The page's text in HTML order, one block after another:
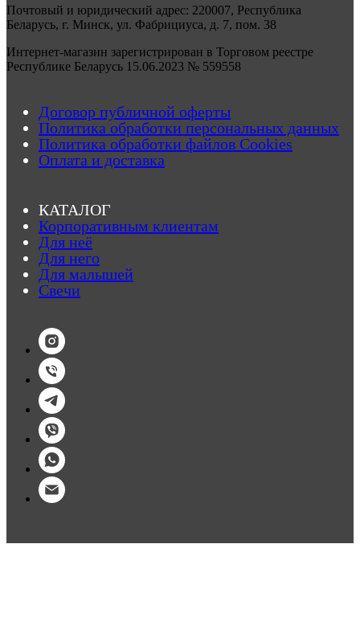
Почтовый и юридический адрес: 220007, Республика
Беларусь, г. Минск, ул. Фабрициуса, д. 7, пом. 38
Интернет-магазин зарегистрирован в Торговом реестре
Республике Беларусь 15.06.2023 № 559558
Договор публичной оферты
Политика обработки персональных данных
Политика обработки файлов Cookies
Оплата и доставка
КАТАЛОГ
Корпоративным клиентам
Для неё
Для него
Для малышей
Свечи